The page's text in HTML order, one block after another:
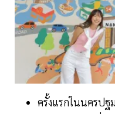
ครั้งแรกในนครปฐ